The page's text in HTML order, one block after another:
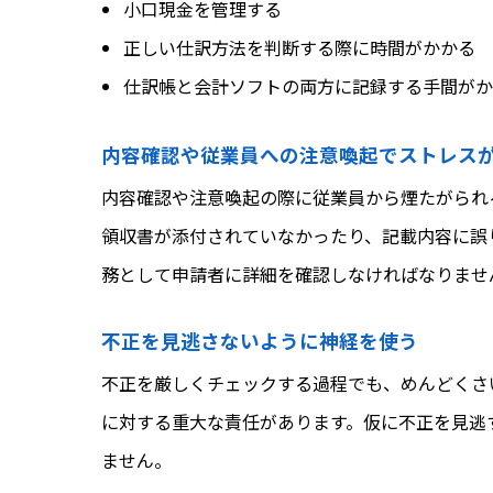
小口現金を管理する
正しい仕訳方法を判断する際に時間がかかる
仕訳帳と会計ソフトの両方に記録する手間が
内容確認や従業員への注意喚起でストレス
内容確認や注意喚起の際に従業員から煙たがら
領収書が添付されていなかったり、記載内容に
務として申請者に詳細を確認しなければなりま
不正を見逃さないように神経を使う
不正を厳しくチェックする過程でも、めんどく
に対する重大な責任があります。仮に不正を見
ません。